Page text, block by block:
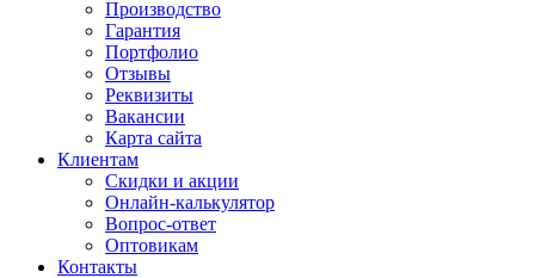
Производство
Гарантия
Портфолио
Отзывы
Реквизиты
Вакансии
Карта сайта
Клиентам
Скидки и акции
Онлайн-калькулятор
Вопрос-ответ
Оптовикам
Контакты